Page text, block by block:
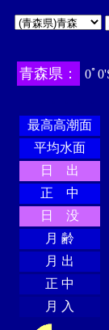
青森県： 0ﾟ
最高高潮面
平均水面
日 出
正 中
日 没
月 齢
月 出
正 中
月 入